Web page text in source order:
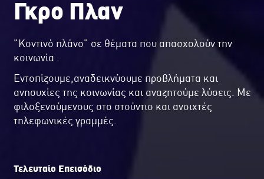
Γκρο Πλαν
"Κοντινό πλάνο" σε θέματα που απασχολούν την
κοινωνία .
Εντοπίζουμε,αναδεικνύουμε προβλήματα και
ανησυχίες της κοινωνίας και αναζητούμε λύσεις. Με
φιλοξενούμενους στο στούντιο και ανοιχτές
τηλεφωνικές γραμμές.
Τελευταίο Επεισόδιο